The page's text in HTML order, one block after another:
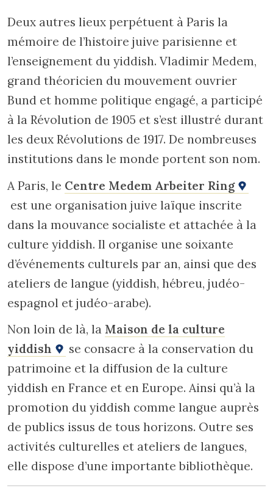
Deux autres lieux perpétuent à Paris la
mémoire de l’histoire juive parisienne et
l’enseignement du yiddish. Vladimir Medem,
grand théoricien du mouvement ouvrier
Bund et homme politique engagé, a participé
à la Révolution de 1905 et s’est illustré durant
les deux Révolutions de 1917. De nombreuses
institutions dans le monde portent son nom.
A Paris, le Centre Medem Arbeiter Ring
est une organisation juive laïque inscrite
dans la mouvance socialiste et attachée à la
culture yiddish. Il organise une soixante
d’événements culturels par an, ainsi que des
ateliers de langue (yiddish, hébreu, judéo-
espagnol et judéo-arabe).
Non loin de là, la Maison de la culture
yiddish
se consacre à la conservation du
patrimoine et la diffusion de la culture
yiddish en France et en Europe. Ainsi qu’à la
promotion du yiddish comme langue auprès
de publics issus de tous horizons. Outre ses
activités culturelles et ateliers de langues,
elle dispose d’une importante bibliothèque.